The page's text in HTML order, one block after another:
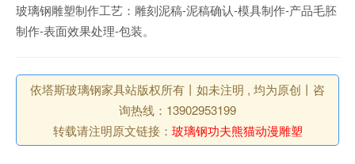
玻璃钢雕塑制作工艺：雕刻泥稿-泥稿确认-模具制作-产品毛胚
制作-表面效果处理-包装。
依塔斯玻璃钢家具站版权所有丨如未注明 , 均为原创丨咨
询热线：13902953199
转载请注明原文链接： 玻璃钢功夫熊猫动漫雕塑